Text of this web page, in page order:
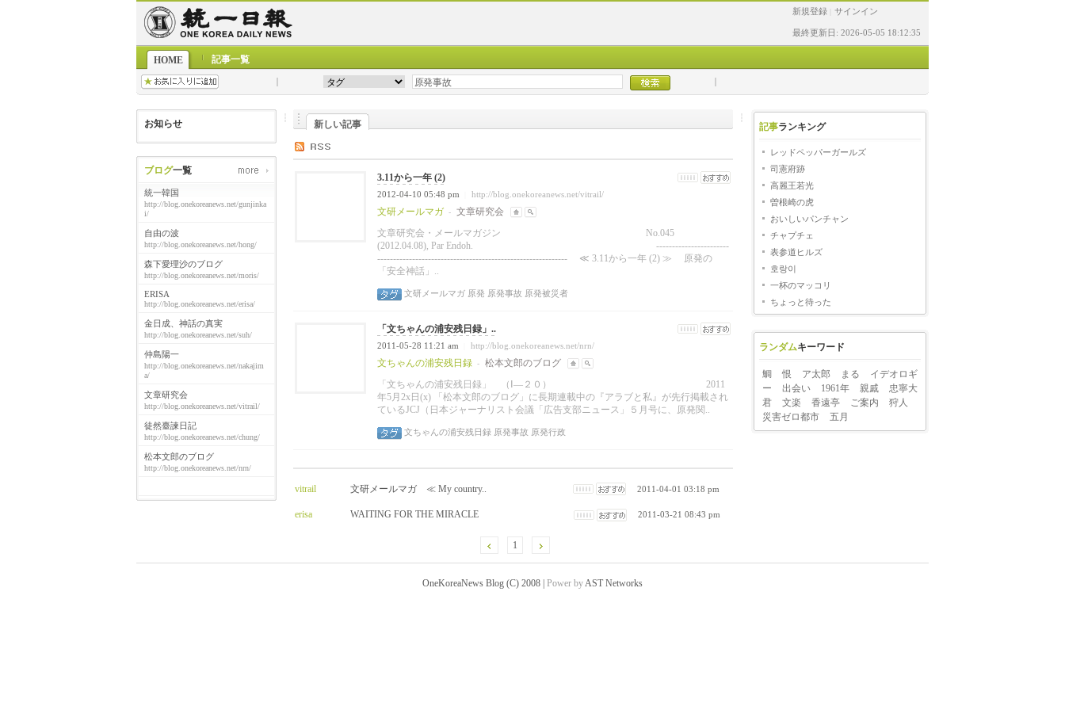
新規登録 サインイン
最終更新日: 2026-05-05 18:12:35
HOME 記事一覧
お知らせ
ブログ一覧
統一韓国
http://blog.onekoreanews.net/gunjinka
i/
自由の波
http://blog.onekoreanews.net/hong/
森下愛理沙のブログ
http://blog.onekoreanews.net/moris/
ERISA
http://blog.onekoreanews.net/erisa/
金日成、神話の真実
http://blog.onekoreanews.net/suh/
仲島陽一
http://blog.onekoreanews.net/nakajim
a/
文章研究会
http://blog.onekoreanews.net/vitrail/
徒然臺諫日記
http://blog.onekoreanews.net/chung/
松本文郎のブログ
http://blog.onekoreanews.net/nrn/
新しい記事
3.11から一年 (2)
2012-04-10 05:48 pm http://blog.onekoreanews.net/vitrail/
文研メールマガ -
文章研究会
文章研究会・メールマガジン No.045
(2012.04.08), Par Endoh. -----------------------
------------------------------------------------------------ ≪ 3.11から一年 (2) ≫ 原発の
「安全神話」..
文研メールマガ 原発 原発事故 原発被災者
「文ちゃんの浦安残日録」..
2011-05-28 11:21 am http://blog.onekoreanews.net/nrn/
文ちゃんの浦安残日録 -
松本文郎のブログ
「文ちゃんの浦安残日録」 （Ⅰ―２０）
2011
年5月2x日(x) 「松本文郎のブログ」に長期連載中の『アラブと私』が先行掲載され
ているJCJ（日本ジャーナリスト会議「広告支部ニュース」５月号に、原発関..
文ちゃんの浦安残日録 原発事故 原発行政
vitrail 文研メールマガ ≪ My country.. 2011-04-01 03:18 pm
erisa WAITING FOR THE MIRACLE 2011-03-21 08:43 pm
1
記事ランキング
レッドペッパーガールズ
司憲府跡
高麗王若光
曽根崎の虎
おいしいパンチャン
チャプチェ
表参道ヒルズ
호랑이
一杯のマッコリ
ちょっと待った
ランダムキーワード
鯛 恨 ア太郎 まる
イデオロギ
ー
出会い 1961年 親戚
忠寧大
君
文楽 香遠亭 ご案内
狩人
災害ゼロ都市
五月
OneKoreaNews Blog (C) 2008 | Power byAST Networks